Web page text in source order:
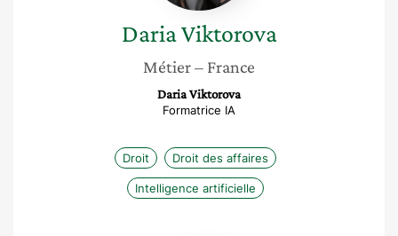
DariaViktorova
Métier– France
Daria Viktorova
Formatrice IA
Droit Droit des affaires
Intelligence artificielle